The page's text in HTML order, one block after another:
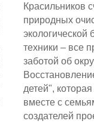
Красильников
природных
экологической
техники – все
заботой об
детей",
вместе с
создателей